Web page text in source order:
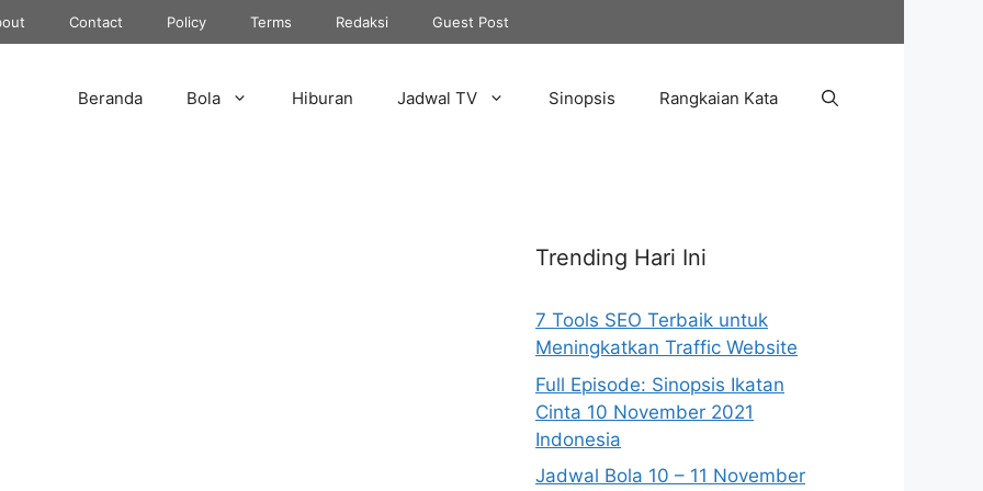
Contact Policy Terms Redaksi Guest Post
Beranda Bola Hiburan Jadwal TV Sinopsis Rangkaian Kata
Trending Hari Ini
7 Tools SEO Terbaik untuk
Meningkatkan Traffic Website
Full Episode: Sinopsis Ikatan
Cinta 10 November 2021
Indonesia
Jadwal Bola 10 – 11 November